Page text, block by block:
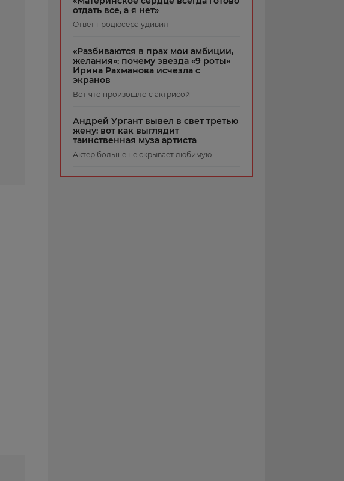
отдать все, а я нет»
Ответ продюсера удивил
«Разбиваются в прах мои амбиции,
желания»: почему звезда «9 роты»
Ирина Рахманова исчезла с
экранов
Вот что произошло с актрисой
Андрей Ургант вывел в свет третью
жену: вот как выглядит
таинственная муза артиста
Актер больше не скрывает любимую